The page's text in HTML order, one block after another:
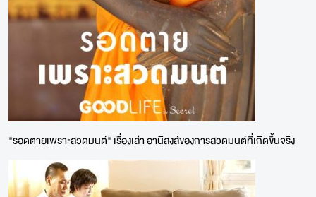
"รอดตายเพราะสวดมนต์" เรื่องเล่า อานิสงส์ของการสวดมนต์ที่เกิดขึ้นจริง